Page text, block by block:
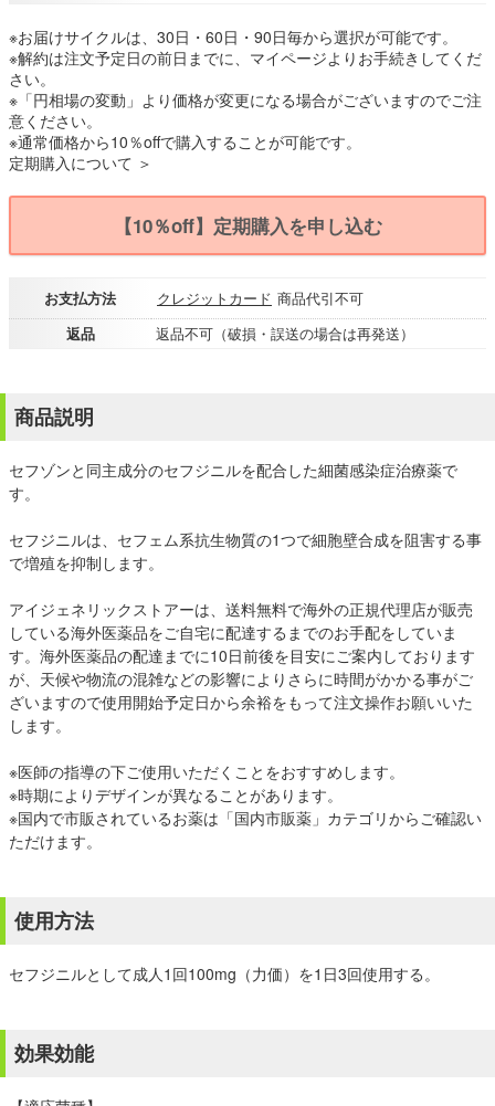
※お届けサイクルは、30日・60日・90日毎から選択が可能です。
※解約は注文予定日の前日までに、マイページよりお手続きしてくだ
さい。
※「円相場の変動」より価格が変更になる場合がございますのでご注
意ください。
※通常価格から10％offで購入することが可能です。
定期購入について ＞
【10％off】定期購入を申し込む
お支払方法 クレジットカード 商品代引不可
返品
返品不可（破損・誤送の場合は再発送）
商品説明
セフゾンと同主成分のセフジニルを配合した細菌感染症治療薬で
す。
セフジニルは、セフェム系抗生物質の1つで細胞壁合成を阻害する事
で増殖を抑制します。
アイジェネリックストアーは、送料無料で海外の正規代理店が販売
している海外医薬品をご自宅に配達するまでのお手配をしていま
す。海外医薬品の配達までに10日前後を目安にご案内しております
が、天候や物流の混雑などの影響によりさらに時間がかかる事がご
ざいますので使用開始予定日から余裕をもって注文操作お願いいた
します。
※医師の指導の下ご使用いただくことをおすすめします。
※時期によりデザインが異なることがあります。
※国内で市販されているお薬は「国内市販薬 」カテゴリからご確認い
ただけます。
使用方法
セフジニルとして成人1回100mg（力価）を1日3回使用する。
効果効能